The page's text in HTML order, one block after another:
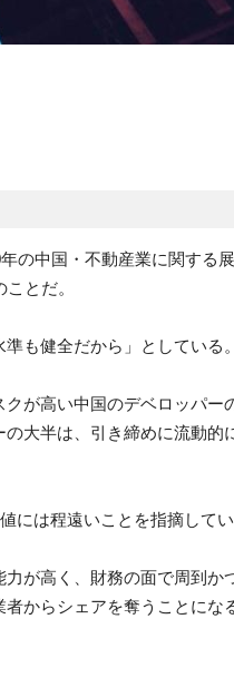
の中国・不動産業に関する
とだ。
も健全だから」としている。
が高い中国のデベロッパー
大半は、引き締めに流動的
には程遠いことを指摘してい
が高く、財務の面で周到か
からシェアを奪うことにな